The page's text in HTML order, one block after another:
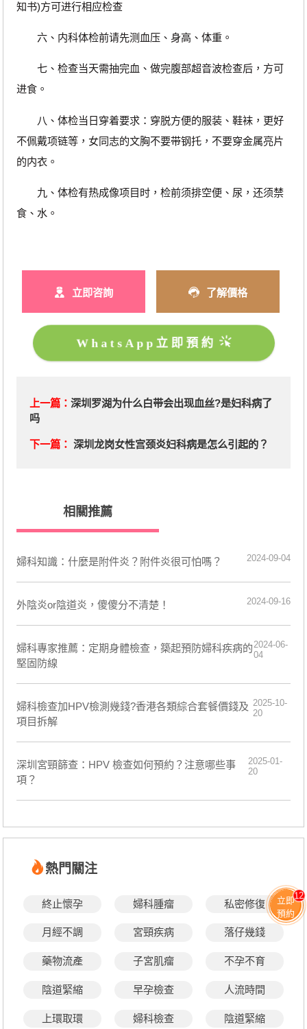
知书)方可进行相应检查
六、内科体检前请先测血压、身高、体重。
七、检查当天需抽完血、做完腹部超音波检查后，方可
进食。
八、体检当日穿着要求：穿脱方便的服装、鞋袜，更好
不佩戴项链等，女同志的文胸不要带钢托，不要穿金属亮片
的内衣。
九、体检有热成像项目时，检前须排空便、尿，还须禁
食、水。
立即咨詢 了解價格
WhatsApp立即預約
上一篇： 深圳罗湖为什么白带会出现血丝?是妇科病了
吗
下一篇： 深圳龙岗女性宫颈炎妇科病是怎么引起的？
相關推薦
婦科知識：什麼是附件炎？附件炎很可怕嗎？ 2024-09-04
外陰炎or陰道炎，傻傻分不清楚！ 2024-09-16
婦科專家推薦：定期身體檢查，築起預防婦科疾病的
堅固防線
2024-06-
04
婦科檢查加HPV檢測幾錢?香港各類綜合套餐價錢及
項目拆解
2025-10-
20
深圳宮頸篩查：HPV 檢查如何預約？注意哪些事
項？
2025-01-
20
熱門關注
終止懷孕 婦科腫瘤 私密修復
月經不調 宮頸疾病 落仔幾錢
藥物流產 子宮肌瘤 不孕不育
陰道緊縮 早孕檢查 人流時間
上環取環 婦科檢查 陰道緊縮
立即
預約
12